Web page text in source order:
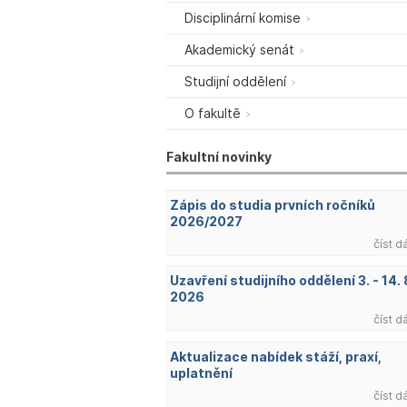
Disciplinární komise
Akademický senát
Studijní oddělení
O fakultě
Fakultní novinky
Zápis do studia prvních ročníků
2026/2027
číst
Uzavření studijního oddělení 3. - 14.
2026
číst
Aktualizace nabídek stáží, praxí,
uplatnění
číst